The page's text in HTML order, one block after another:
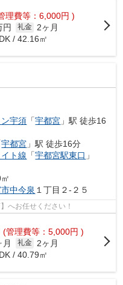
理費等：6,000円 )
円 礼金
2ヶ月
/ 42.16㎡
宇須 「宇都宮 」駅 徒歩16
宇都宮 」駅 徒歩16分
ト線 「宇都宮駅東口 」
中今泉 １丁目２-２５
へお任せください！
(管理費等：5,000円 )
月 礼金
2ヶ月
/ 40.79㎡